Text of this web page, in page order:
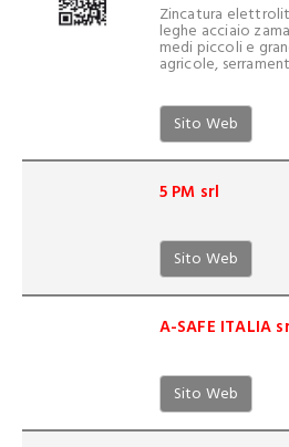
Zincatura
leghe acciaio
medi piccoli e
agricole,
Sito Web
5 PM srl
Sito Web
A-SAFE ITALIA
Sito Web